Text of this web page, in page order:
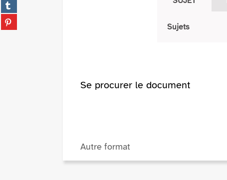
fenêtre)
facebook
(Nouvelle
fenêtre)
sur
tumblr
Partager
sur
Sujets
Se procurer le document
Autre format